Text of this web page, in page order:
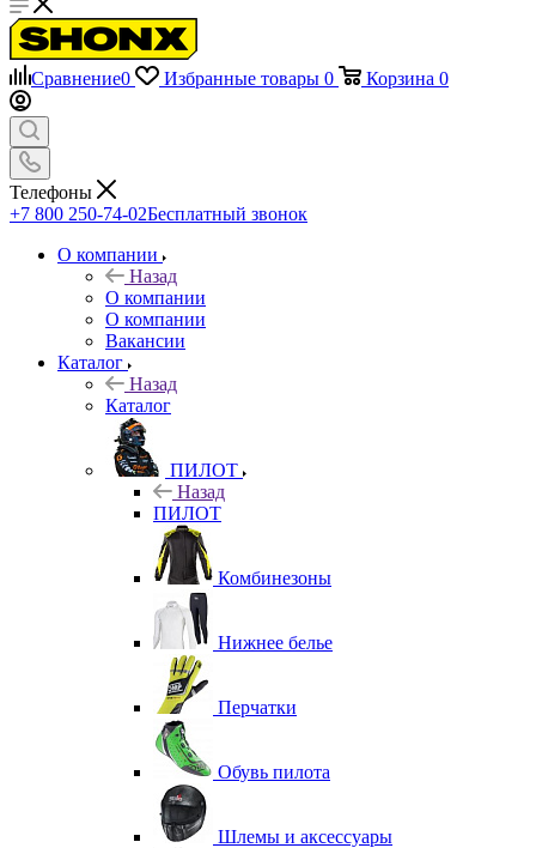
Сравнение0 Избранные товары 0 Корзина 0
Телефоны
+7 800 250-74-02Бесплатный звонок
О компании
Назад
О компании
О компании
Вакансии
Каталог
Назад
Каталог
ПИЛОТ
Назад
ПИЛОТ
Комбинезоны
Нижнее белье
Перчатки
Обувь пилота
Шлемы и аксессуары